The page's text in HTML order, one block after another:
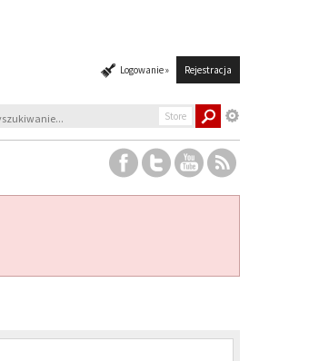
Logowanie » Rejestracja
Store